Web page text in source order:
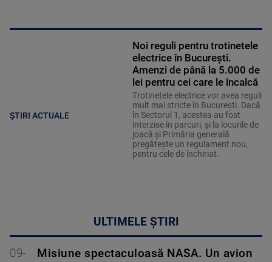
ȘTIRI ACTUALE
Noi reguli pentru trotinetele
electrice în București.
Amenzi de până la 5.000 de
lei pentru cei care le încalcă
Trotinetele electrice vor avea reguli
mult mai stricte în București. Dacă
în Sectorul 1, acestea au fost
interzise în parcuri, și la locurile de
joacă și Primăria generală
pregătește un regulament nou,
pentru cele de închiriat.
ULTIMELE ȘTIRI
09-
Misiune spectaculoasă NASA. Un avion